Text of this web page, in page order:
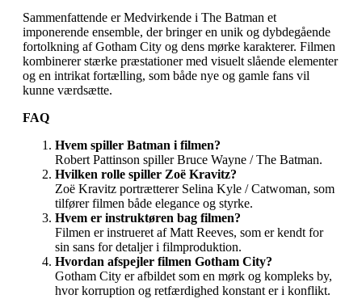
Sammenfattende er Medvirkende i The Batman et
imponerende ensemble, der bringer en unik og dybdegående
fortolkning af Gotham City og dens mørke karakterer. Filmen
kombinerer stærke præstationer med visuelt slående elementer
og en intrikat fortælling, som både nye og gamle fans vil
kunne værdsætte.
FAQ
Hvem spiller Batman i filmen?
Robert Pattinson spiller Bruce Wayne / The Batman.
Hvilken rolle spiller Zoë Kravitz?
Zoë Kravitz portrætterer Selina Kyle / Catwoman, som
tilfører filmen både elegance og styrke.
Hvem er instruktøren bag filmen?
Filmen er instrueret af Matt Reeves, som er kendt for
sin sans for detaljer i filmproduktion.
Hvordan afspejler filmen Gotham City?
Gotham City er afbildet som en mørk og kompleks by,
hvor korruption og retfærdighed konstant er i konflikt.